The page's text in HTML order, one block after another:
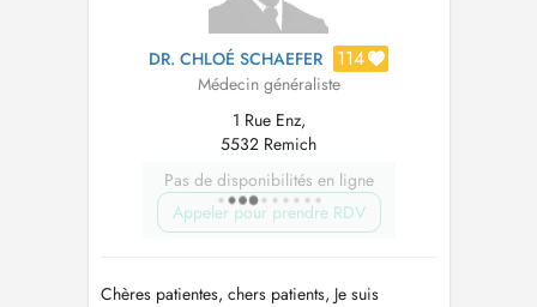
DR. CHLOÉ SCHAEFER 114
Médecin généraliste
1 Rue Enz,
5532 Remich
Pas de disponibilités en ligne
Appeler pour prendre RDV
Chères patientes, chers patients, Je suis